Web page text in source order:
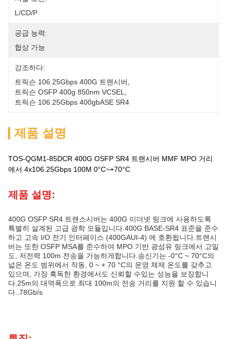
L/CD/P
공급 능력:
협상 가능
강조하다:
트릭슨 106.25Gbps 400G 트랜시버
트릭슨 OSFP 400g 850nm VCSEL
트릭슨 106.25Gbps 400gbASE SR4
제품 설명
TOS-QGM1-85DCR 400G OSFP SR4 트랜시버 MMF MPO 거리
에서 4x106.25Gbps 100M 0°C~+70°C
제품 설명:
400G OSFP SR4 트랜스시버는 400G 이더넷 링크에 사용하도록
특별히 설계된 고급 광학 모듈입니다.400G BASE-SR4 표준을 준수
하고 고속 I/O 전기 인터페이스 (400GAUI-4) 에 호환됩니다.트랜시
버는 또한 OSFP MSA를 준수하여 MPO 기반 광섬유 링크에서 고밀
도, 저전력 100m 전송을 가능하게합니다.송신기는 -0°C ~ 70°C의
넓은 온도 범위에서 작동, 0 ~ + 70 °C의 운영 체제 온도를 갖추고
있으며, 가장 혹독한 환경에서도 신뢰할 수있는 성능을 보장합니
다.25m의 대역폭으로 최대 100m의 전송 거리를 지원 할 수 있습니
다..78Gb/s